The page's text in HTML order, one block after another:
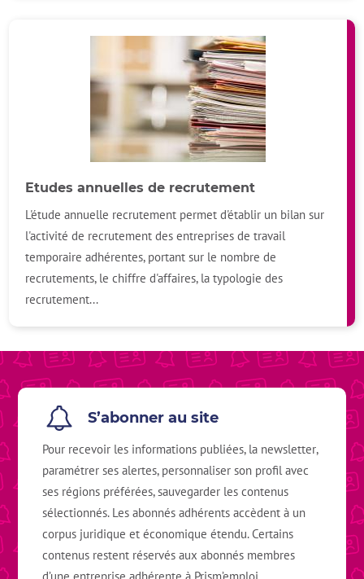
Etudes annuelles de recrutement
L'étude annuelle recrutement permet d'établir un bilan sur
l'activité de recrutement des entreprises de travail
temporaire adhérentes, portant sur le nombre de
recrutements, le chiffre d'affaires, la typologie des
recrutement...
S’abonner au site
Pour recevoir les informations publiées, la newsletter,
paramétrer ses alertes, personnaliser son profil avec
ses régions préférées, sauvegarder les contenus
sélectionnés. Les abonnés adhérents accèdent à un
corpus juridique et économique étendu. Certains
contenus restent réservés aux abonnés membres